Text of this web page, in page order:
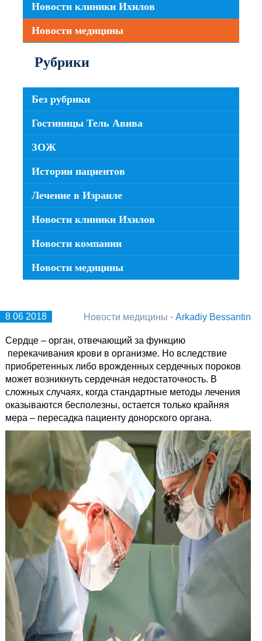
Новости клиники Ихилов
Новости медицины
Рубрики
Без рубрики
Гостиницы Тель Авива
ЗОЖ
Истории пациентов
Лечение в Израиле
Новости клиники Ихилов
Новости компании
Новости медицины
8 06 2018 Новости медицины · Arkadiy Bessantin
Сердце – орган, отвечающий за функцию
перекачивания крови в организме. Но вследствие
приобретенных либо врожденных сердечных пороков
может возникнуть сердечная недостаточность. В
сложных случаях, когда стандартные методы лечения
оказываются бесполезны, остается только крайняя
мера – пересадка пациенту донорского органа.